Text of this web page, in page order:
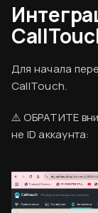
Вводная
База знаний
Создание
Оплата
Код виджета
Для начала
CallTouch.
⚠️ ОБРАТИТЕ
не ID аккаунта: